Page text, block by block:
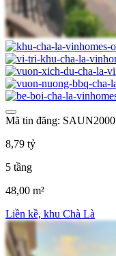
Mã tin đăng: SAUN2000
8,79 tỷ
5 tầng
48,00 m²
Liền kề, khu Chà Là